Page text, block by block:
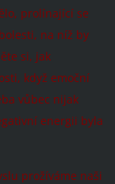
prolínající se
na níž by
si, jak
když emoční
vůbec nijak
energii byla
prožíváme naši